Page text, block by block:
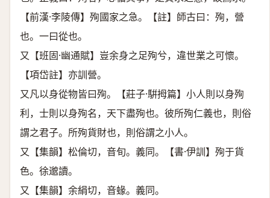
【前漢·李陵傳】殉國家之急。【註】師古曰：殉，營
也。一曰從也。
又【班固·幽通賦】豈余身之足殉兮，違世業之可懷。
【項岱註】亦訓營。
又凡以身從物皆曰殉。【莊子·騈拇篇】小人則以身殉
利，士則以身殉名，天下盡殉也。彼所殉仁義也，則俗
謂之君子。所殉貨財也，則俗謂之小人。
又【集韻】松倫切，音旬。義同。【書·伊訓】殉于貨
色。徐邈讀。
又【集韻】余絹切，音蝝。義同。